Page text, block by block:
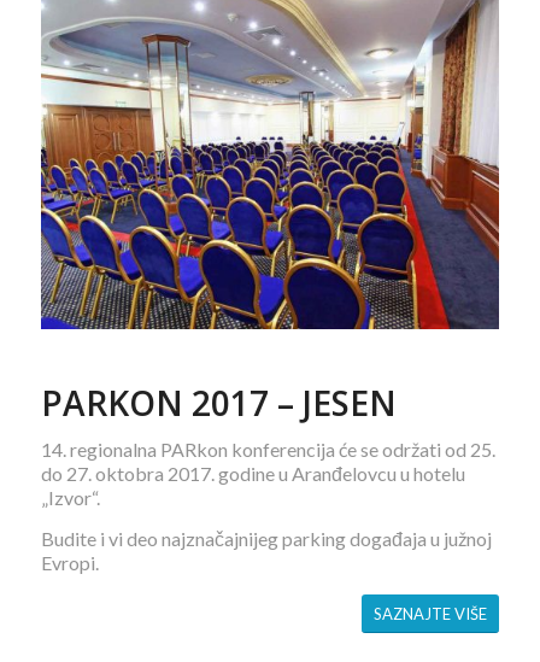
PARKON 2017 – JESEN
14. regionalna PARkon konferencija će se održati od 25.
do 27. oktobra 2017. godine u Aranđelovcu u hotelu
„Izvor“.
Budite i vi deo najznačajnijeg parking događaja u južnoj
Evropi.
SAZNAJTE VIŠE